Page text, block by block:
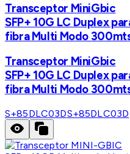
Transceptor MiniGbic
SFP+ 10G LC Duplex
fibra Multi Modo
Transceptor MiniGbic
SFP+ 10G LC Duplex
fibra Multi Modo
S+85DLC03DS+85DLC03D